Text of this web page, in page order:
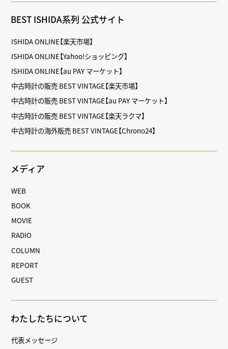
BEST ISHIDA系列 公式サイト
ISHIDA ONLINE【楽天市場】
ISHIDA ONLINE【Yahoo!ショッピング】
ISHIDA ONLINE【au PAY マーケット】
中古時計の販売 BEST VINTAGE【楽天市場】
中古時計の販売 BEST VINTAGE【au PAY マーケット】
中古時計の販売 BEST VINTAGE【楽天ラクマ】
中古時計の海外販売 BEST VINTAGE【Chrono24】
メディア
WEB
BOOK
MOVIE
RADIO
COLUMN
REPORT
GUEST
わたしたちについて
代表メッセージ